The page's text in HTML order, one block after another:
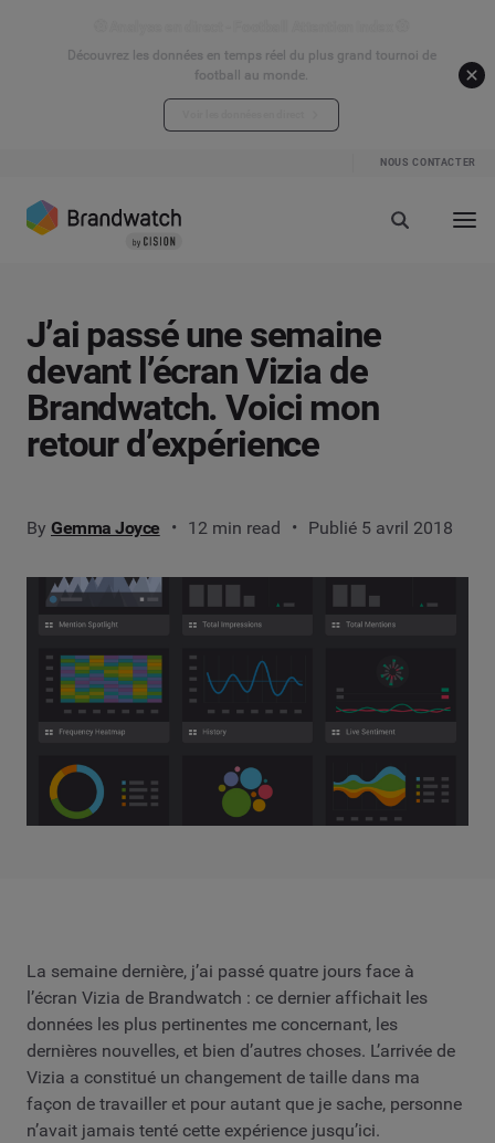
Découvrez les données en temps réel du plus grand tournoi de
football au monde.
NOUS CONTACTER
J’ai passé une semaine
devant l’écran Vizia de
Brandwatch. Voici mon
retour d’expérience
By Gemma Joyce 12 min read Publié 5 avril 2018
La semaine dernière, j’ai passé quatre jours face à
l’écran Vizia de Brandwatch : ce dernier affichait les
données les plus pertinentes me concernant, les
dernières nouvelles, et bien d’autres choses. L’arrivée de
Vizia a constitué un changement de taille dans ma
façon de travailler et pour autant que je sache, personne
n’avait jamais tenté cette expérience jusqu’ici.